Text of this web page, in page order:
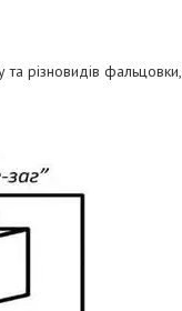
різновидів фальцовки,